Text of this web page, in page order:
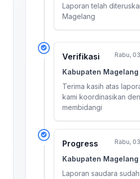
Laporan telah
Magelang
Verifikasi Rabu,
Kabupaten Magelang
Terima kasih atas
kami koordinasikan
membidangi
Progress Rabu,
Kabupaten Magelang
Laporan saudara